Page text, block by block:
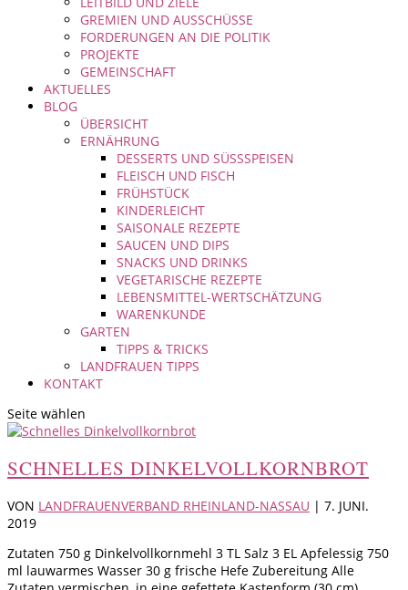
GREMIEN UND AUSSCHÜSSE
FORDERUNGEN AN DIE POLITIK
PROJEKTE
GEMEINSCHAFT
AKTUELLES
BLOG
ÜBERSICHT
ERNÄHRUNG
DESSERTS UND SÜSSSPEISEN
FLEISCH UND FISCH
FRÜHSTÜCK
KINDERLEICHT
SAISONALE REZEPTE
SAUCEN UND DIPS
SNACKS UND DRINKS
VEGETARISCHE REZEPTE
LEBENSMITTEL-WERTSCHÄTZUNG
WARENKUNDE
GARTEN
TIPPS & TRICKS
LANDFRAUEN TIPPS
KONTAKT
Seite wählen
SCHNELLES DINKELVOLLKORNBROT
VON LANDFRAUENVERBAND RHEINLAND-NASSAU | 7. JUNI.
2019
Zutaten 750 g Dinkelvollkornmehl 3 TL Salz 3 EL Apfelessig 750
ml lauwarmes Wasser 30 g frische Hefe Zubereitung Alle